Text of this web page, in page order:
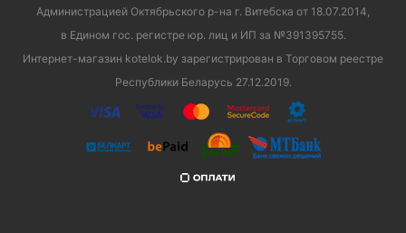
Администрацией Октябрьского р-на г. Витебска от 18.07.2014,
в Едином гос. регистре юр. лиц и ИП за №391395755.
Интернет-магазин kotelok.by зарегистрирован в Торговом реестре
Республики Беларусь 27.12.2019.